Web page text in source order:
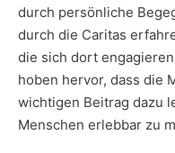
durch persönliche
durch die Caritas
die sich dort
hoben hervor, dass die
wichtigen Beitrag dazu
Menschen erlebbar zu